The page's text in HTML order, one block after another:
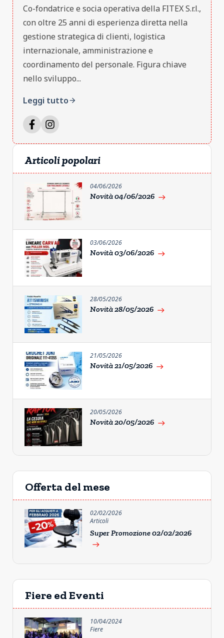
Co-fondatrice e socia operativa della FITEX S.r.l.,
con oltre 25 anni di esperienza diretta nella
gestione strategica di clienti, logistica
internazionale, amministrazione e
coordinamento del personale. Figura chiave
nello sviluppo...
Leggi tuttoarrow_forward
Articoli popolari
04/06/2026
Novità 04/06/2026 east
03/06/2026
Novità 03/06/2026 east
28/05/2026
Novità 28/05/2026 east
21/05/2026
Novità 21/05/2026 east
20/05/2026
Novità 20/05/2026 east
Offerta del mese
02/02/2026
Articoli
Super Promozione 02/02/2026
east
Fiere ed Eventi
10/04/2024
Fiere